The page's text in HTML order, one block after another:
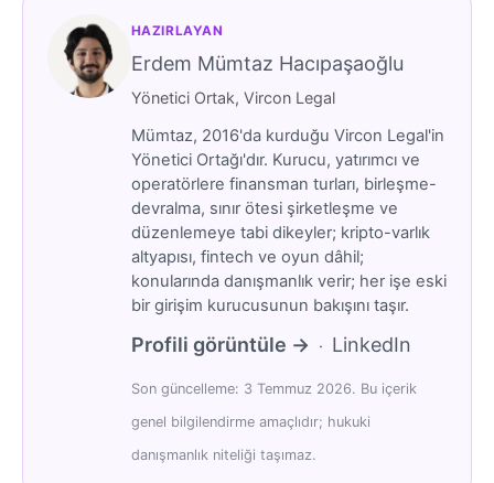
HAZIRLAYAN
Erdem Mümtaz Hacıpaşaoğlu
Yönetici Ortak, Vircon Legal
Mümtaz, 2016'da kurduğu Vircon Legal'in
Yönetici Ortağı'dır. Kurucu, yatırımcı ve
operatörlere finansman turları, birleşme-
devralma, sınır ötesi şirketleşme ve
düzenlemeye tabi dikeyler; kripto-varlık
altyapısı, fintech ve oyun dâhil;
konularında danışmanlık verir; her işe eski
bir girişim kurucusunun bakışını taşır.
Profili görüntüle → · LinkedIn
Son güncelleme: 3 Temmuz 2026. Bu içerik
genel bilgilendirme amaçlıdır; hukuki
danışmanlık niteliği taşımaz.